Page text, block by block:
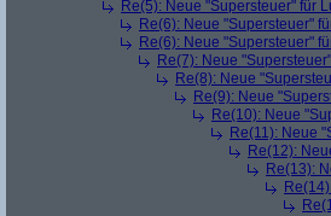
Re(5): Neue "Supersteuer" für
Re(6): Neue "Supersteuer"
Re(6): Neue "Supersteuer"
Re(7): Neue
Re(8): Neue
Re(9): Neue
Re(10): Neue
Re(11): Neue
Re(12):
Re(13):